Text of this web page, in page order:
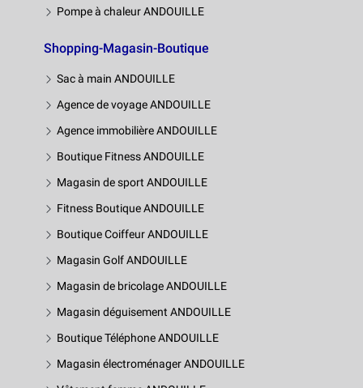
Pompe à chaleur ANDOUILLE
Shopping-Magasin-Boutique
Sac à main ANDOUILLE
Agence de voyage ANDOUILLE
Agence immobilière ANDOUILLE
Boutique Fitness ANDOUILLE
Magasin de sport ANDOUILLE
Fitness Boutique ANDOUILLE
Boutique Coiffeur ANDOUILLE
Magasin Golf ANDOUILLE
Magasin de bricolage ANDOUILLE
Magasin déguisement ANDOUILLE
Boutique Téléphone ANDOUILLE
Magasin électroménager ANDOUILLE